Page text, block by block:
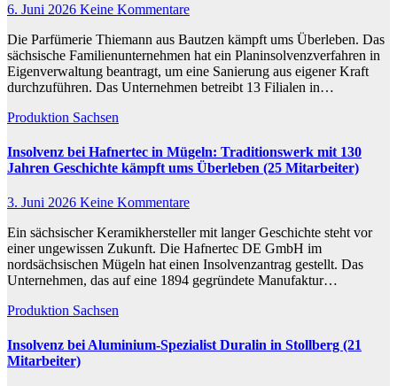
6. Juni 2026 Keine Kommentare
Die Parfümerie Thiemann aus Bautzen kämpft ums Überleben. Das
sächsische Familienunternehmen hat ein Planinsolvenzverfahren in
Eigenverwaltung beantragt, um eine Sanierung aus eigener Kraft
durchzuführen. Das Unternehmen betreibt 13 Filialen in…
Produktion Sachsen
Insolvenz bei Hafnertec in Mügeln: Traditionswerk mit 130
Jahren Geschichte kämpft ums Überleben (25 Mitarbeiter)
3. Juni 2026 Keine Kommentare
Ein sächsischer Keramikhersteller mit langer Geschichte steht vor
einer ungewissen Zukunft. Die Hafnertec DE GmbH im
nordsächsischen Mügeln hat einen Insolvenzantrag gestellt. Das
Unternehmen, das auf eine 1894 gegründete Manufaktur…
Produktion Sachsen
Insolvenz bei Aluminium-Spezialist Duralin in Stollberg (21
Mitarbeiter)